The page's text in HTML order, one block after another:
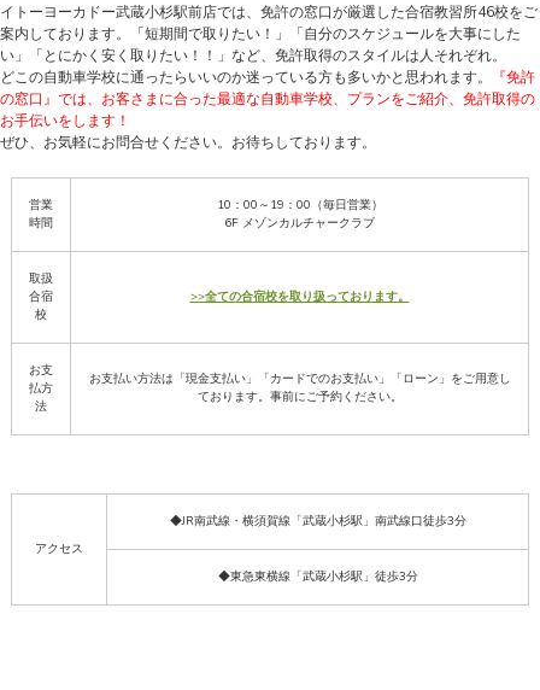
イトーヨーカドー武蔵小杉駅前店では、免許の窓口が厳選した合宿教習所46校をご
案内しております。「短期間で取りたい！」「自分のスケジュールを大事にした
い」「とにかく安く取りたい！！」など、免許取得のスタイルは人それぞれ。
どこの自動車学校に通ったらいいのか迷っている方も多いかと思われます。
『免許
の窓口』では、お客さまに合った最適な自動車学校、プランをご紹介、免許取得の
お手伝いをします！
ぜひ、お気軽にお問合せください。お待ちしております。
営業
時間
10：00～19：00（毎日営業）
6F メゾンカルチャークラブ
取扱
合宿
校
>>全ての合宿校を取り扱っております。
お支
払方
法
お支払い方法は「現金支払い」「カードでのお支払い」「ローン」をご用意し
ております。事前にご予約ください。
アクセス
◆JR南武線・横須賀線「武蔵小杉駅」南武線口徒歩3分
◆東急東横線「武蔵小杉駅」徒歩3分